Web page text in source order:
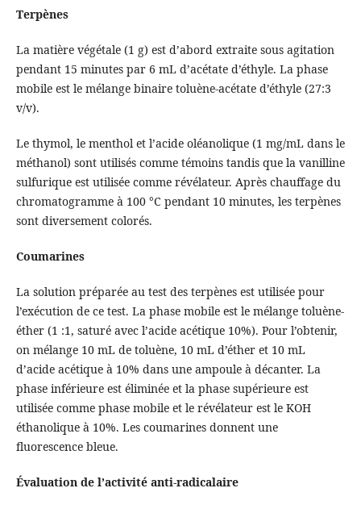
Terpènes
La matière végétale (1 g) est d’abord extraite sous agitation
pendant 15 minutes par 6 mL d’acétate d’éthyle. La phase
mobile est le mélange binaire toluène-acétate d’éthyle (27:3
v/v).
Le thymol, le menthol et l’acide oléanolique (1 mg/mL dans le
méthanol) sont utilisés comme témoins tandis que la vanilline
sulfurique est utilisée comme révélateur. Après chauffage du
chromatogramme à 100 °C pendant 10 minutes, les terpènes
sont diversement colorés.
Coumarines
La solution préparée au test des terpènes est utilisée pour
l’exécution de ce test. La phase mobile est le mélange toluène-
éther (1 :1, saturé avec l’acide acétique 10%). Pour l’obtenir,
on mélange 10 mL de toluène, 10 mL d’éther et 10 mL
d’acide acétique à 10% dans une ampoule à décanter. La
phase inférieure est éliminée et la phase supérieure est
utilisée comme phase mobile et le révélateur est le KOH
éthanolique à 10%. Les coumarines donnent une
fluorescence bleue.
Évaluation de l’activité anti-radicalaire